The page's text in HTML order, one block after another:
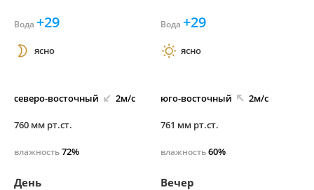
Вода +29
ясно
северо-восточный 2м/с
760 мм рт.ст.
влажность72%
Вода +29
ясно
юго-восточный 2м/с
761 мм рт.ст.
влажность60%
День Вечер